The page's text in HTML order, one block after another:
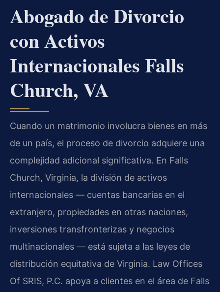
Abogado de Divorcio
con Activos
Internacionales Falls
Church, VA
Cuando un matrimonio involucra bienes en más
de un país, el proceso de divorcio adquiere una
complejidad adicional significativa. En Falls
Church, Virginia, la división de activos
internacionales — cuentas bancarias en el
extranjero, propiedades en otras naciones,
inversiones transfronterizas y negocios
multinacionales — está sujeta a las leyes de
distribución equitativa de Virginia. Law Offices
Of SRIS, P.C. apoya a clientes en el área de Falls